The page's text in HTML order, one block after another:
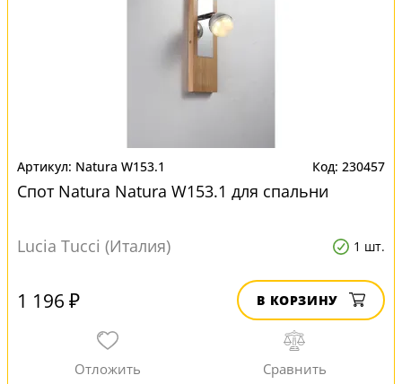
Natura W153.1 230457
Спот Natura Natura W153.1 для спальни
Lucia Tucci (Италия) 1 шт.
1 196 ₽ В КОРЗИНУ